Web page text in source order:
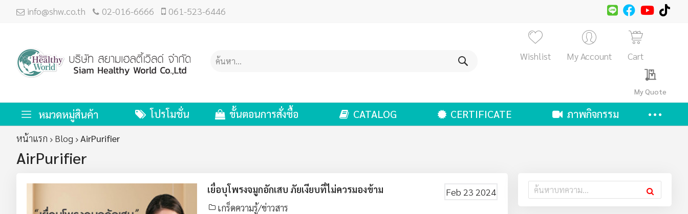
info@shw.co.th 02-016-6666 061-523-6446
My Quote
Wishlist My Account Cart
หมวดหมู่สินค้า โปรโมชั่น ขั้นตอนการสั่งซื้อ CATALOG CERTIFICATE ภาพกิจกรรม
หน้าแรก Blog AirPurifier
AirPurifier
Feb 23 2024
เยื่อบุโพรงจมูกอักเสบ ภัยเงียบที่ไม่ควรมองข้าม
เกร็ดความรู้/ข่าวสาร